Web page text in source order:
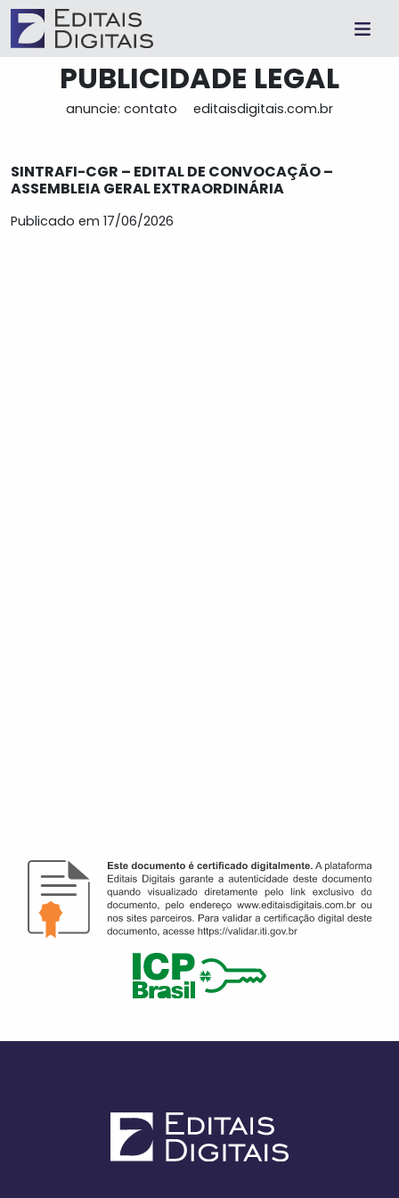
PUBLICIDADE LEGAL
anuncie: contato editaisdigitais.com.br
SINTRAFI-CGR – EDITAL DE CONVOCAÇÃO –
ASSEMBLEIA GERAL EXTRAORDINÁRIA
Publicado em 17/06/2026